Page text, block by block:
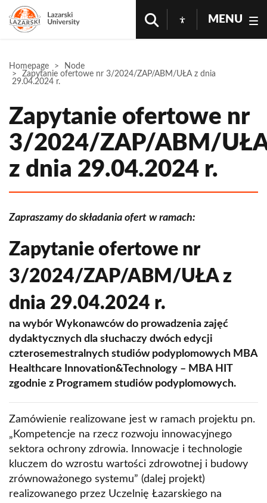
MENU
Homepage
Node
Zapytanie ofertowe nr 3/2024/ZAP/ABM/UŁA z dnia
29.04.2024 r.
Zapytanie ofertowe nr
3/2024/ZAP/ABM/
z dnia 29.04.2024 r.
Zapraszamy do składania ofert w ramach:
Zapytanie ofertowe nr
3/2024/ZAP/ABM/UŁA z
dnia 29.04.2024 r.
na wybór Wykonawców do prowadzenia zajęć
dydaktycznych dla słuchaczy dwóch edycji
czterosemestralnych studiów podyplomowych MBA
Healthcare Innovation&Technology – MBA HIT
zgodnie z Programem studiów podyplomowych.
Zamówienie realizowane jest w ramach projektu pn.
„Kompetencje na rzecz rozwoju innowacyjnego
sektora ochrony zdrowia. Innowacje i technologie
kluczem do wzrostu wartości zdrowotnej i budowy
zrównoważonego systemu” (dalej projekt)
realizowanego przez Uczelnię Łazarskiego na